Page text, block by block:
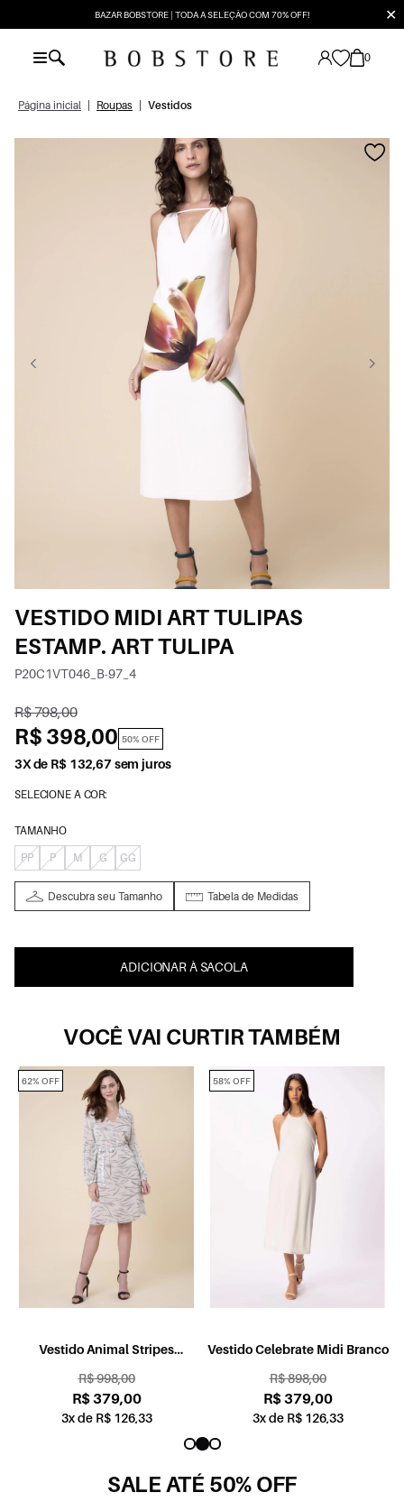
BAZAR BOBSTORE | TODA A SELEÇÃO COM 70% OFF! ✕
0
Página inicial Roupas Vestidos
VESTIDO MIDI ART TULIPAS
ESTAMP. ART TULIPA
P20C1VT046_B-97_4
R$ 798,00
R$ 398,00 50% OFF
3X de R$ 132,67 sem juros
SELECIONE A COR:
TAMANHO
PP
P M G GG
Descubra seu Tamanho Tabela de Medidas
ADICIONAR À SACOLA
VOCÊ VAI CURTIR TAMBÉM
Vestido Animal Stripes
R$ 998,00
R$ 379,00
3x de R$ 126,33
62% OFF
Vestido Celebrate Midi Branco
R$ 898,00
R$ 379,00
3x de R$ 126,33
58% OFF
SALE ATÉ 50% OFF